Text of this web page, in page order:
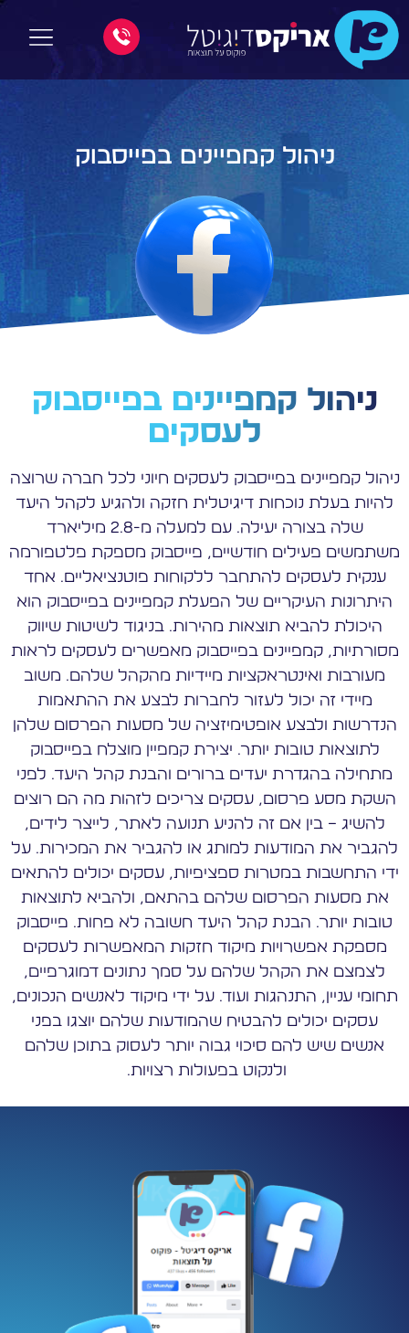
ניהול קמפיינים בפייסבוק
ניהול קמפיינים בפייסבוק
לעסקים
ניהול קמפיינים בפייסבוק לעסקים חיוני לכל חברה שרוצה
להיות בעלת נוכחות דיגיטלית חזקה ולהגיע לקהל היעד
שלה בצורה יעילה. עם למעלה מ-2.8 מיליארד
משתמשים פעילים חודשיים, פייסבוק מספקת פלטפורמה
ענקית לעסקים להתחבר ללקוחות פוטנציאליים. אחד
היתרונות העיקריים של הפעלת קמפיינים בפייסבוק הוא
היכולת להביא תוצאות מהירות. בניגוד לשיטות שיווק
מסורתיות, קמפיינים בפייסבוק מאפשרים לעסקים לראות
מעורבות ואינטראקציות מיידיות מהקהל שלהם. משוב
מיידי זה יכול לעזור לחברות לבצע את ההתאמות
הנדרשות ולבצע אופטימיזציה של מסעות הפרסום שלהן
לתוצאות טובות יותר. יצירת קמפיין מוצלח בפייסבוק
מתחילה בהגדרת יעדים ברורים והבנת קהל היעד. לפני
השקת מסע פרסום, עסקים צריכים לזהות מה הם רוצים
להשיג – בין אם זה להניע תנועה לאתר, לייצר לידים,
להגביר את המודעות למותג או להגביר את המכירות. על
ידי התחשבות במטרות ספציפיות, עסקים יכולים להתאים
את מסעות הפרסום שלהם בהתאם, ולהביא לתוצאות
טובות יותר. הבנת קהל היעד חשובה לא פחות. פייסבוק
מספקת אפשרויות מיקוד חזקות המאפשרות לעסקים
לצמצם את הקהל שלהם על סמך נתונים דמוגרפיים,
תחומי עניין, התנהגות ועוד. על ידי מיקוד לאנשים הנכונים,
עסקים יכולים להבטיח שהמודעות שלהם יוצגו בפני
אנשים שיש להם סיכוי גבוה יותר לעסוק בתוכן שלהם
ולנקוט בפעולות רצויות.